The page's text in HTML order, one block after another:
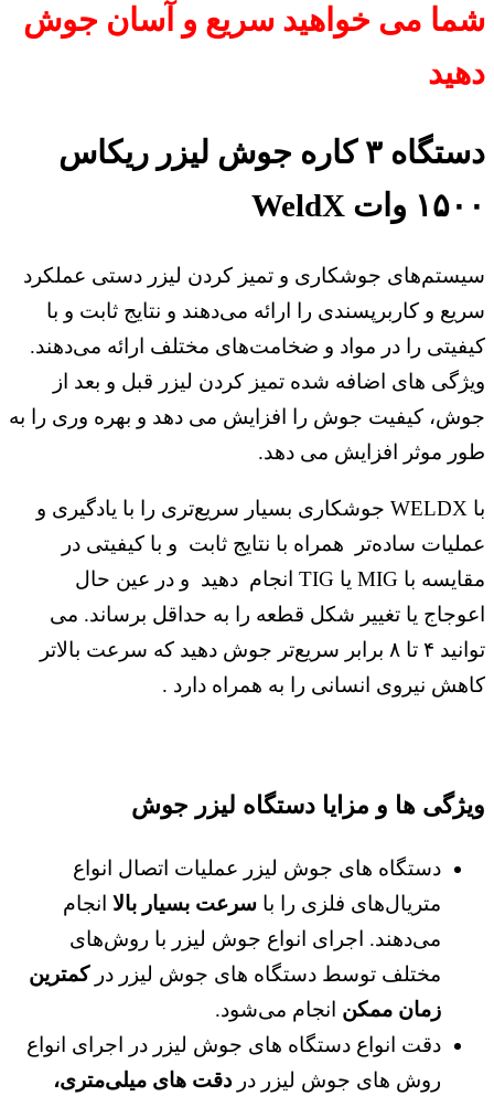
شما می خواهید سریع و آسان جوش
دهید
دستگاه ۳ کاره جوش لیزر ریکاس
۱۵۰۰ وات WeldX
سیستم‌های جوشکاری و تمیز کردن لیزر دستی عملکرد
سریع و کاربرپسندی را ارائه می‌دهند و نتایج ثابت و با
کیفیتی را در مواد و ضخامت‌های مختلف ارائه می‌دهند.
ویژگی های اضافه شده تمیز کردن لیزر قبل و بعد از
جوش، کیفیت جوش را افزایش می دهد و بهره وری را به
طور موثر افزایش می دهد.
با WELDX جوشکاری بسیار سریع‌تری را با یادگیری و
عملیات ساده‌تر همراه با نتایج ثابت و با کیفیتی در
مقایسه با MIG یا TIG انجام دهید و در عین حال
اعوجاج یا تغییر شکل قطعه را به حداقل برساند. می
توانید ۴ تا ۸ برابر سریع‌تر جوش دهید که سرعت بالاتر
کاهش نیروی انسانی را به همراه دارد .
ویژگی ها و مزایا دستگاه لیزر جوش
دستگاه‌ های جوش لیزر عملیات اتصال انواع
متریال‌های فلزی را با سرعت بسیار بالا انجام
می‌دهند. اجرای انواع جوش لیزر با روش‌های
مختلف توسط دستگاه ‌های جوش لیزر در کمترین
زمان ممکن انجام می‌شود.
دقت انواع دستگاه‌ های جوش لیزر در اجرای انواع
روش ‌های جوش لیزر در دقت های میلی‌متری،